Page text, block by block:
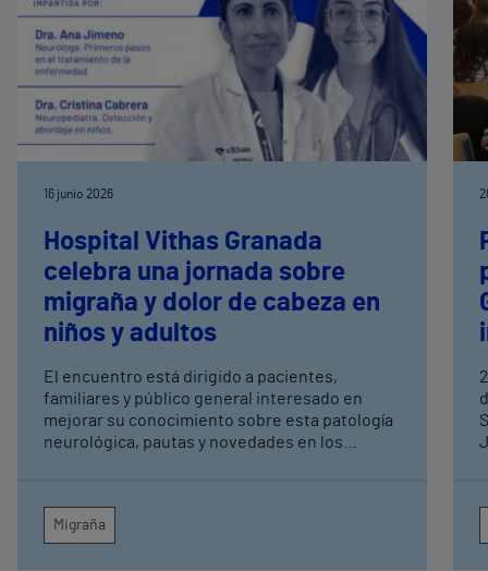
16 junio 2026
Hospital Vithas Granada
celebra una jornada sobre
migraña y dolor de cabeza en
niños y adultos
El encuentro está dirigido a pacientes,
familiares y público general interesado en
mejorar su conocimiento sobre esta patología
neurológica, pautas y novedades en los
Migraña